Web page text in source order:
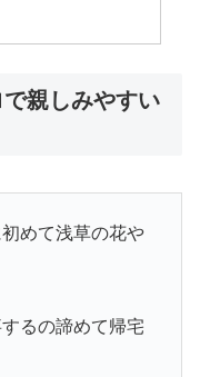
親しみやすい
めて浅草の花や
るの諦めて帰宅